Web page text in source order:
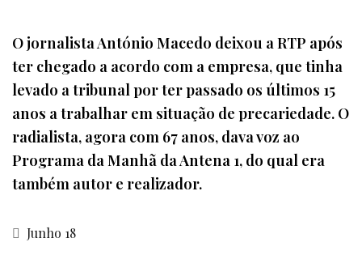
O jornalista António Macedo deixou a RTP após
ter chegado a acordo com a empresa, que tinha
levado a tribunal por ter passado os últimos 15
anos a trabalhar em situação de precariedade. O
radialista, agora com 67 anos, dava voz ao
Programa da Manhã da Antena 1, do qual era
também autor e realizador.
Junho 18